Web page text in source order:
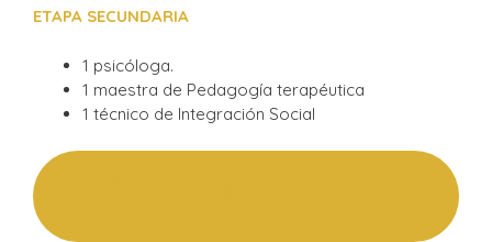
ETAPA SECUNDARIA
1 psicóloga.
1 maestra de Pedagogía terapéutica
1 técnico de Integración Social